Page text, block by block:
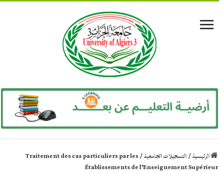
الرئيسية/التسجيلات الجامعية/
Traitement des cas particuliers par les
Établissements de l’Enseignement Supérieur